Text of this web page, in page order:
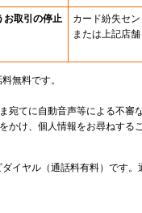
お取引の停止
カード紛失セ
または上記店舗
無料です。
宛てに自動音声等による不審
かけ、個人情報をお尋ねする
イヤル（通話料有料）です